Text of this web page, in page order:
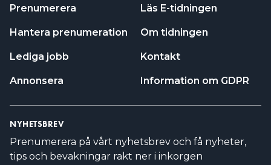
Prenumerera
Hantera prenumeration
Lediga jobb
Annonsera
Läs E-tidningen
Om tidningen
Kontakt
Information om GDPR
NYHETSBREV
Prenumerera på vårt nyhetsbrev och få nyheter,
tips och bevakningar rakt ner i inkorgen